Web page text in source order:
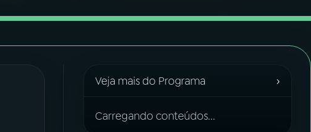
Veja mais do Programa ›
Carregando conteúdos...